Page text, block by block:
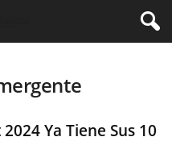
Ya Tiene Sus 10